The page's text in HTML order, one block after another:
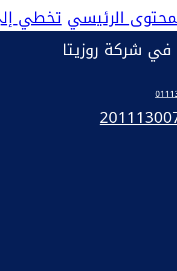
الرئيسي تخطي
في شركة روزيتا